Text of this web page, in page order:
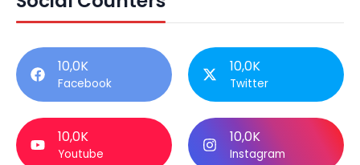
10,0K
Facebook
10,0K
Twitter
10,0K
Youtube
10,0K
Instagram